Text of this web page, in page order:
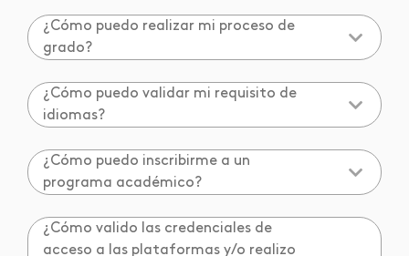
¿Cómo puedo realizar mi proceso de
grado?
¿Cómo puedo validar mi requisito de
idiomas?
¿Cómo puedo inscribirme a un
programa académico?
¿Cómo valido las credenciales de
acceso a las plataformas y/o realizo